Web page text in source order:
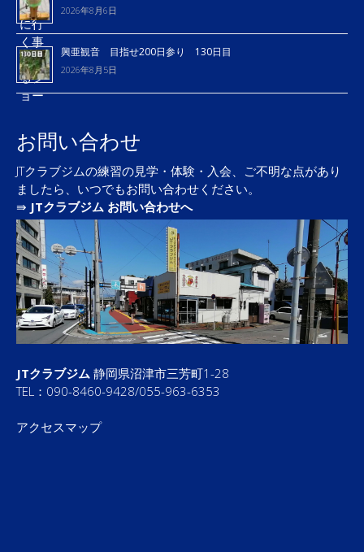
2026年8月6日
興亜観音 目指せ200日参り 130日目
2026年8月5日
お問い合わせ
JTクラブジムの練習の見学・体験・入会、ご不明な点があり
ましたら、いつでもお問い合わせください。
⇛ JTクラブジム お問い合わせへ
JTクラブジム 静岡県沼津市三芳町1-28
TEL：090-8460-9428/055-963-6353
アクセスマップ